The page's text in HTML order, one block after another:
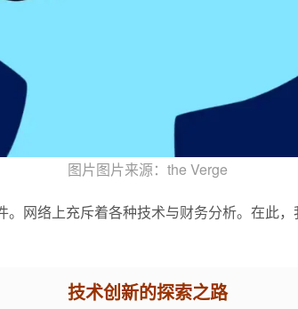
图片图片来源：the Verge
网络上充斥着各种技术与财务分析。在此
技术创新的探索之路